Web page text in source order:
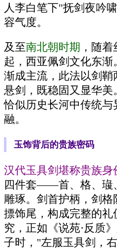
人李白笔下"抚剑夜吟
容气度。
及至南北朝时期 ，随
起，西亚佩剑文化东
渐成主流，此法以剑
悬剑，既稳固又显华美
恰似历史长河中传统与
融。
玉饰背后的贵族密码
汉代玉具剑堪称贵族身
四件套——首、格、璏
雕琢。剑首护柄，剑格
摽饰尾，构成完整的
究，正如《说苑·反质
子时，"左服玉具剑，